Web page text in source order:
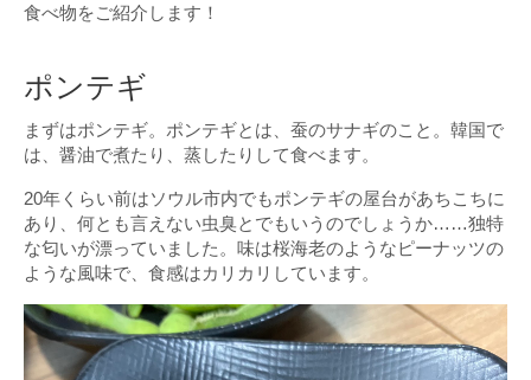
食べ物をご紹介します！
ポンテギ
まずはポンテギ。ポンテギとは、蚕のサナギのこと。韓国で
は、醤油で煮たり、蒸したりして食べます。
20年くらい前はソウル市内でもポンテギの屋台があちこちに
あり、何とも言えない虫臭とでもいうのでしょうか……独特
な匂いが漂っていました。味は桜海老のようなピーナッツの
ような風味で、食感はカリカリしています。